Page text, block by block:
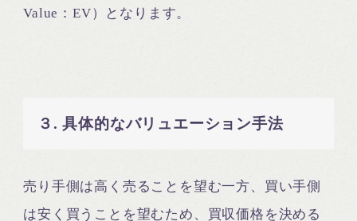
Value：EV）となります。
３. 具体的なバリュエーション手法
売り手側は高く売ることを望む一方、買い手側
は安く買うことを望むため、買収価格を決める